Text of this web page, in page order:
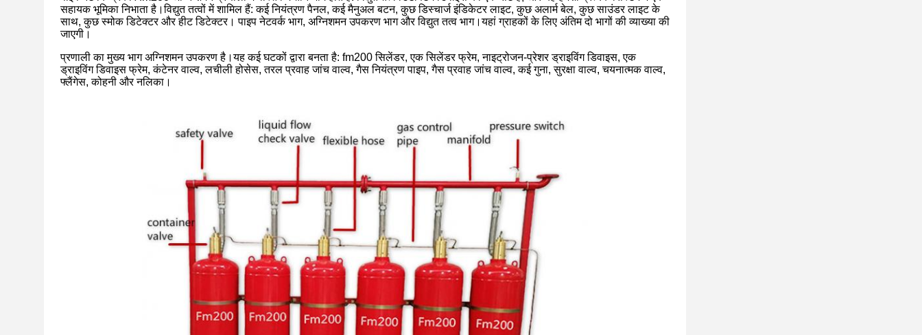
सहायक भूमिका निभाता है।विद्युत तत्वों में शामिल हैं: कई नियंत्रण पैनल, कई मैनुअल बटन, कुछ डिस्चार्ज इंडिकेटर लाइट, कुछ अलार्म बेल, कुछ साउंडर लाइट के
साथ, कुछ स्मोक डिटेक्टर और हीट डिटेक्टर। पाइप नेटवर्क भाग, अग्निशमन उपकरण भाग और विद्युत तत्व भाग।यहां ग्राहकों के लिए अंतिम दो भागों की व्याख्या की
जाएगी।
प्रणाली का मुख्य भाग अग्निशमन उपकरण है।यह कई घटकों द्वारा बनता है: fm200 सिलेंडर, एक सिलेंडर फ्रेम, नाइट्रोजन-प्रेशर ड्राइविंग डिवाइस, एक
ड्राइविंग डिवाइस फ्रेम, कंटेनर वाल्व, लचीली होसेस, तरल प्रवाह जांच वाल्व, गैस नियंत्रण पाइप, गैस प्रवाह जांच वाल्व, कई गुना, सुरक्षा वाल्व, चयनात्मक वाल्व,
फ्लैंगेस, कोहनी और नलिका।